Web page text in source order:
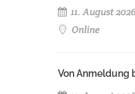
11. August
Online
Von Anmeldung